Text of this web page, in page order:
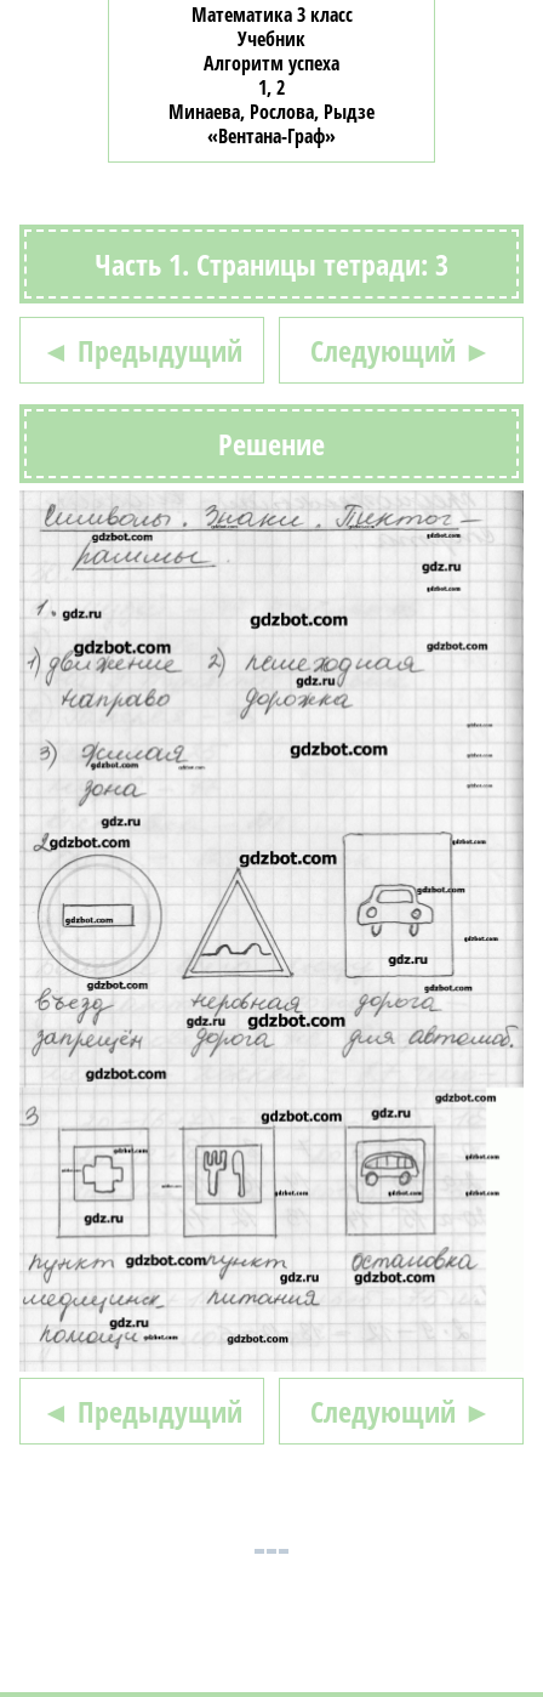
Математика 3 класс
Учебник
Алгоритм успеха
1, 2
Минаева, Рослова, Рыдзе
«Вентана-Граф»
Часть 1. Страницы тетради: 3
◄ Предыдущий Следующий ►
Решение
◄ Предыдущий Следующий ►